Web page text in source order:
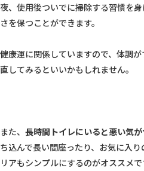
夜、使用後ついでに掃除する習慣を
さを保つことができます。
健康運に関係していますので、体調
直してみるといいかもしれません。
また、 長時間トイレにいると悪い気が
ち込んで長い間座ったり、お気に入
リアもシンプルにするのがオススメで